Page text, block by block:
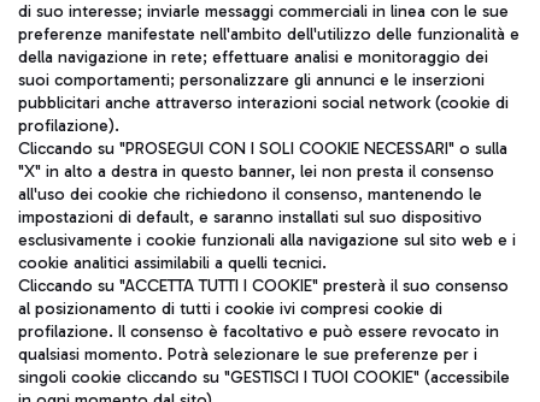
TRAVEL JOURNAL
ITA
Aeroporti di Roma S.p.A. - Società soggetta a direzione e
coordinamento di Mundys S.p.A.
Codice fiscale e Registro delle Imprese di Roma 13032990155 P.
IVA 06572251004
Capitale sociale 62.224.743,00 int. vers.
Sede legale: Via Pier Paolo Racchetti 1 - 00054 Fiumicino (RM)
di suo interesse; inviarle messaggi commerciali in linea con le sue
preferenze manifestate nell'ambito dell'utilizzo delle funzionalità e
della navigazione in rete; effettuare analisi e monitoraggio dei
suoi comportamenti; personalizzare gli annunci e le inserzioni
pubblicitari anche attraverso interazioni social network (cookie di
profilazione).
Cliccando su "PROSEGUI CON I SOLI COOKIE NECESSARI" o sulla
"X" in alto a destra in questo banner, lei non presta il consenso
all'uso dei cookie che richiedono il consenso, mantenendo le
impostazioni di default, e saranno installati sul suo dispositivo
esclusivamente i cookie funzionali alla navigazione sul sito web e i
cookie analitici assimilabili a quelli tecnici.
Cliccando su "ACCETTA TUTTI I COOKIE" presterà il suo consenso
al posizionamento di tutti i cookie ivi compresi cookie di
profilazione. Il consenso è facoltativo e può essere revocato in
qualsiasi momento. Potrà selezionare le sue preferenze per i
singoli cookie cliccando su "GESTISCI I TUOI COOKIE" (accessibile